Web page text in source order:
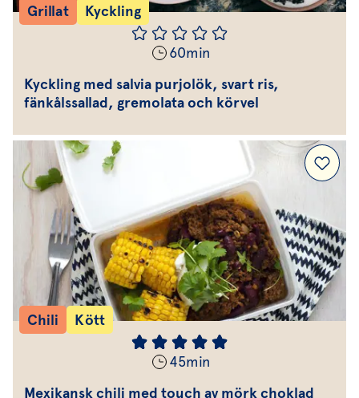
Grillat Kyckling
60min
Kyckling med salvia purjolök, svart ris,
fänkålssallad, gremolata och körvel
Chili Kött
45min
Mexikansk chili med touch av mörk choklad